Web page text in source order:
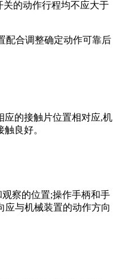
的动作行程均不应大于
配合调整确定动作可靠后
应的接触片位置相对应,机
良好。
察的位置;操作手柄和手
应与机械装置的动作方向